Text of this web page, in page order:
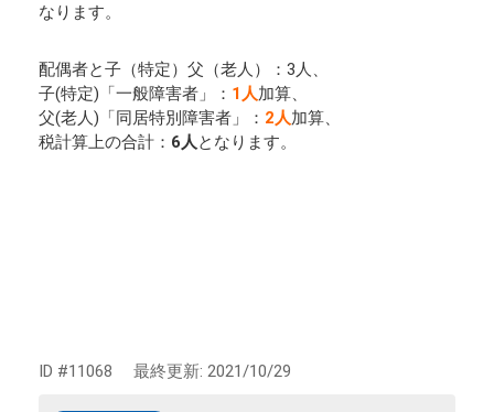
なります。
配偶者と子（特定）父（老人）：3人、
子(特定)「一般障害者」： 1人加算、
父(老人)「同居特別障害者」： 2人加算、
税計算上の合計： 6人となります。
ID #11068 最終更新: 2021/10/29